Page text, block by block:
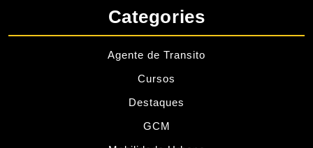
Categories
Agente de Transito
Cursos
Destaques
GCM